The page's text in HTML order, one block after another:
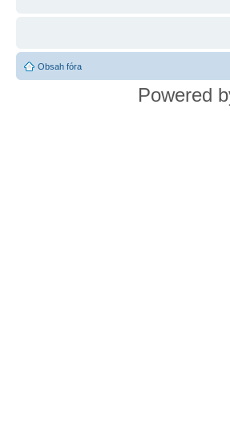
Obsah fóra
Powered